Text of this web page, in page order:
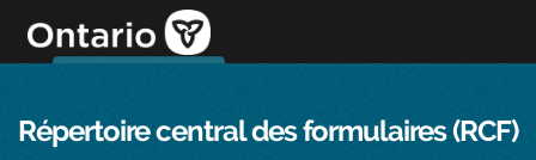
directement
au
Répertoire central des formulaires (RCF)